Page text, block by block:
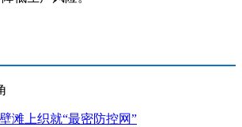
滩上织就“最密防控网”